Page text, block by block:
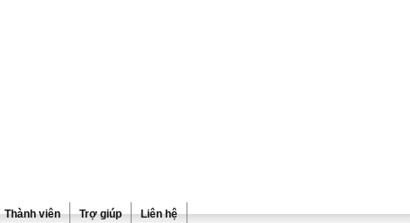
Thành viên Trợ giúp Liên hệ